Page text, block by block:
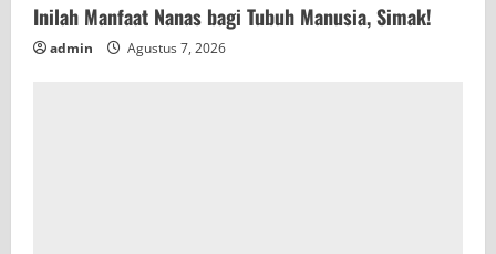
Inilah Manfaat Nanas bagi Tubuh Manusia, Simak!
admin Agustus 7, 2026